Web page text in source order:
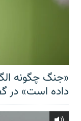
«جنگ چگونه
داده است» در